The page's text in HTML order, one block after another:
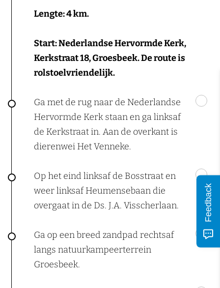
Lengte: 4 km.
Start: Nederlandse Hervormde Kerk,
Kerkstraat 18, Groesbeek. De route is
rolstoelvriendelijk.
Ga met de rug naar de Nederlandse
Hervormde Kerk staan en ga linksaf
de Kerkstraat in. Aan de overkant is
dierenwei Het Venneke.
Op het eind linksaf de Bosstraat en
weer linksaf Heumensebaan die
overgaat in de Ds. J.A. Visscherlaan.
Ga op een breed zandpad rechtsaf
langs natuurkampeerterrein
Groesbeek.
Feedback